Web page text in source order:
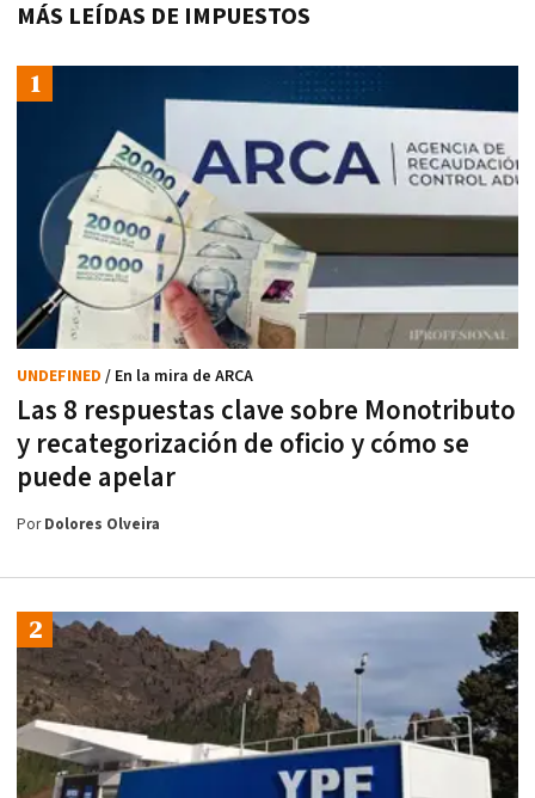
MÁS LEÍDAS DE IMPUESTOS
Las 8 respuestas clave sobre Monotributo
y recategorización de oficio y cómo se
puede apelar
UNDEFINED / En la mira de ARCA
PorDolores Olveira